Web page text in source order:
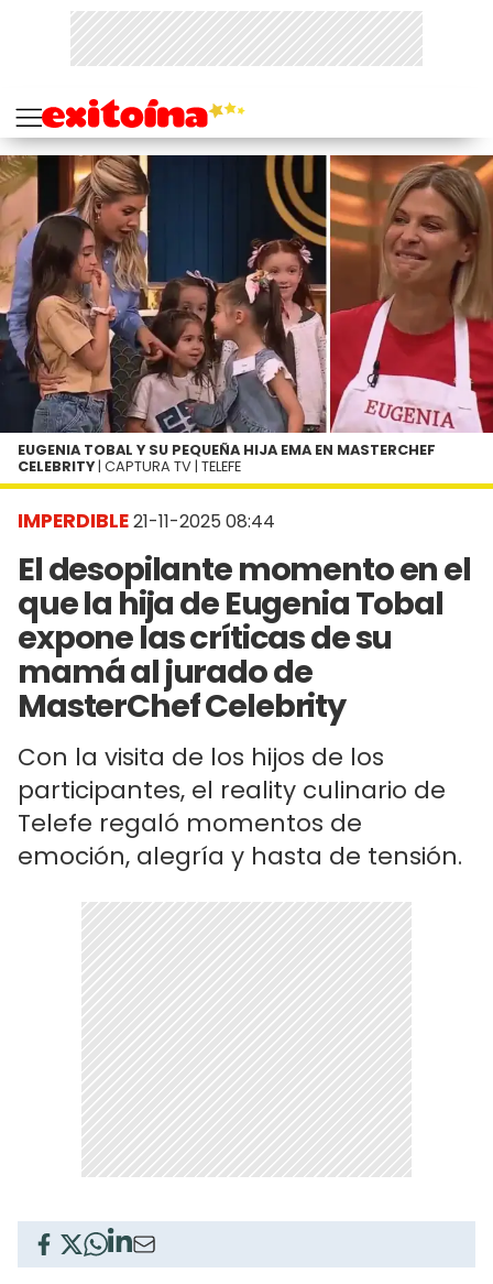
IMPERDIBLE21-11-2025 08:44
El desopilante momento en el
que la hija de Eugenia Tobal
expone las críticas de su
mamá al jurado de
MasterChef Celebrity
Con la visita de los hijos de los
participantes, el reality culinario de
Telefe regaló momentos de
emoción, alegría y hasta de tensión.
EUGENIA TOBAL Y SU PEQUEÑA HIJA EMA EN MASTERCHEF
CELEBRITY| CAPTURA TV | TELEFE